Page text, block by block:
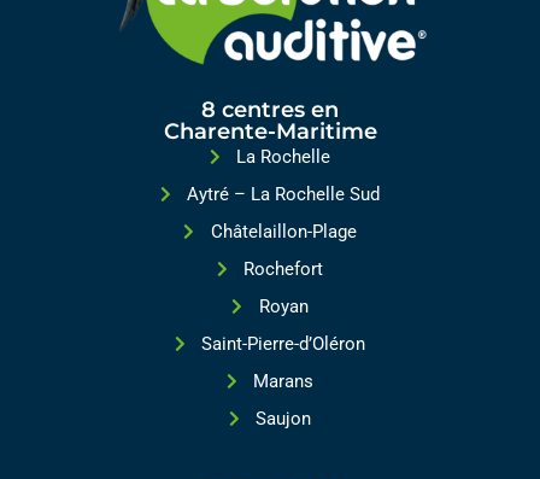
8 centres en
Charente-Maritime
La Rochelle
Aytré – La Rochelle Sud
Châtelaillon-Plage
Rochefort
Royan
Saint-Pierre-d’Oléron
Marans
Saujon